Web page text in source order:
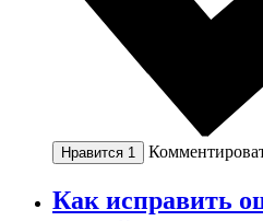
Нравится 1
Как исправить